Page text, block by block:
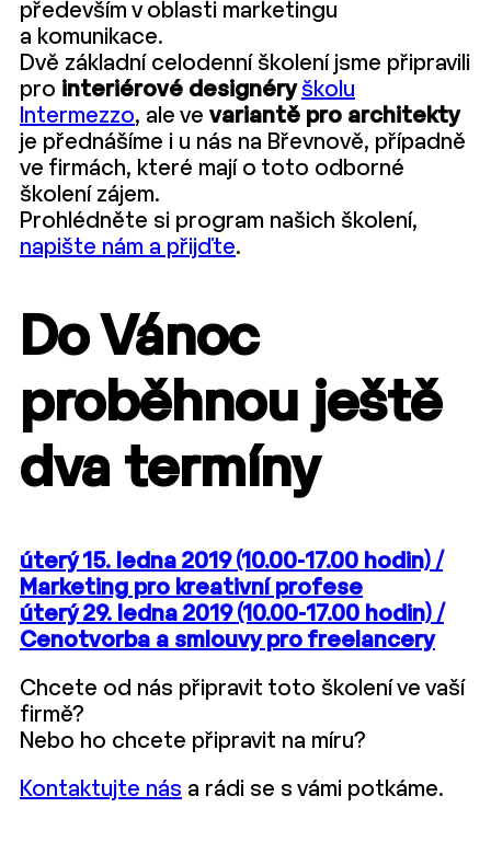
především v oblasti marketingu
a komunikace.
Dvě základní celodenní školení jsme připravili
pro interiérové designéry školu
Intermezzo, ale ve variantě pro architekty
je přednášíme i u nás na Břevnově, případně
ve firmách, které mají o toto odborné
školení zájem.
Prohlédněte si program našich školení,
napište nám a přijďte.
Do Vánoc
proběhnou ještě
dva termíny
úterý 15. ledna 2019 (10.00-17.00 hodin) /
Marketing pro kreativní profese
úterý 29. ledna 2019 (10.00-17.00 hodin) /
Cenotvorba a smlouvy pro freelancery
Chcete od nás připravit toto školení ve vaší
firmě?
Nebo ho chcete připravit na míru?
Kontaktujte nás a rádi se s vámi potkáme.